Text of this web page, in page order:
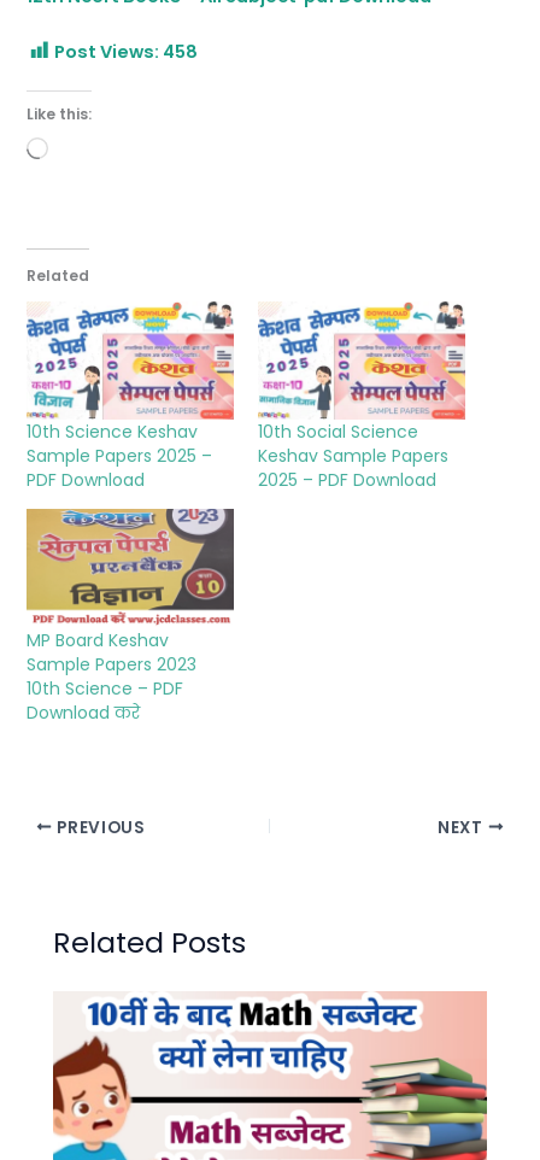
Post Views: 458
Like this:
Loading…
Related
10th Science Keshav
Sample Papers 2025 –
PDF Download
10th Social Science
Keshav Sample Papers
2025 – PDF Download
MP Board Keshav
Sample Papers 2023
10th Science – PDF
Download करे
PREVIOUS NEXT
Related Posts